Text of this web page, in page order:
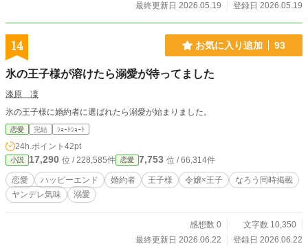
最終更新日 2026.05.19
登録日 2026.05.19
14 お気に入り追加 93
氷の王子様が溶けたら溺愛が待ってました
漆原 凜
氷の王子様に婚約者に選ばれたら溺愛が始まりました。
恋愛 完結 ｼｮｰﾄｼｮｰﾄ
24h.ポイント 42pt
小説 17,290 位 / 228,585件 恋愛 7,753 位 / 66,314件
恋愛 ハッピーエンド 婚約者 王子様 令嬢×王子
なろう同時掲載
ヤンデレ気味
溺愛
感想数 0
文字数 10,350
最終更新日 2026.06.22
登録日 2026.06.22